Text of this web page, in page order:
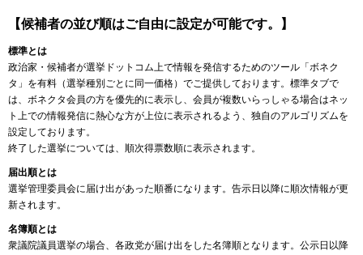
【候補者の並び順はご自由に設定が可能です。】
標準とは
政治家・候補者が選挙ドットコム上で情報を発信するためのツール「ボネク
タ」を有料（選挙種別ごとに同一価格）でご提供しております。標準タブで
は、ボネクタ会員の方を優先的に表示し、会員が複数いらっしゃる場合はネッ
ト上での情報発信に熱心な方が上位に表示されるよう、独自のアルゴリズムを
設定しております。
終了した選挙については、順次得票数順に表示されます。
届出順とは
選挙管理委員会に届け出があった順番になります。告示日以降に順次情報が更
新されます。
名簿順とは
衆議院議員選挙の場合、各政党が届け出をした名簿順となります。公示日以降